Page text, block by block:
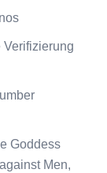
Goddess
Men,